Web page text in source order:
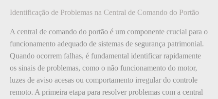
Identificação de Problemas na Central de Comando do Portão
A central de comando do portão é um componente crucial para o
funcionamento adequado de sistemas de segurança patrimonial.
Quando ocorrem falhas, é fundamental identificar rapidamente
os sinais de problemas, como o não funcionamento do motor,
luzes de aviso acesas ou comportamento irregular do controle
remoto. A primeira etapa para resolver problemas com a central